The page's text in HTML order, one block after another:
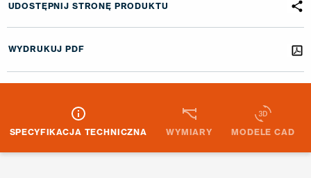
UDOSTĘPNIJ STRONĘ PRODUKTU
WYDRUKUJ PDF
SPECYFIKACJA TECHNICZNA WYMIARY MODELE CAD